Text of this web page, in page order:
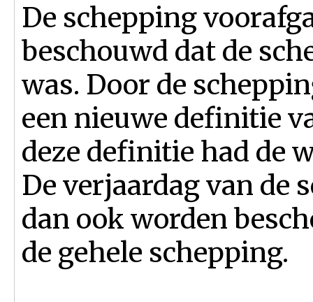
De schepping
beschouwd dat de
was. Door de
een nieuwe definitie
deze definitie had de
De verjaardag van de
dan ook worden
de gehele schepping.